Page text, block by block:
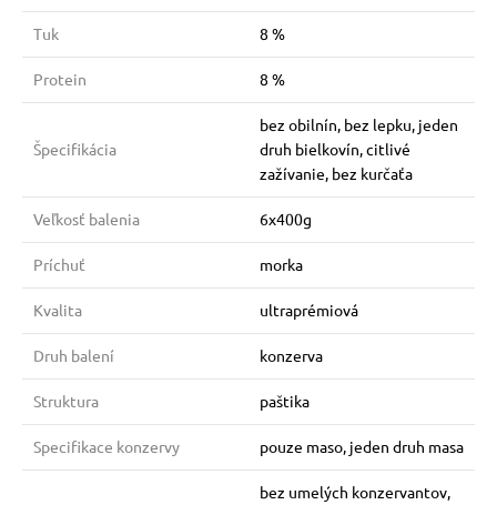
Tuk 8 %
Protein 8 %
Špecifikácia
bez obilnín, bez lepku, jeden
druh bielkovín, citlivé
zažívanie, bez kurčaťa
Veľkosť balenia 6x400g
Príchuť morka
Kvalita ultraprémiová
Druh balení konzerva
Struktura paštika
Specifikace konzervy pouze maso, jeden druh masa
bez umelých konzervantov,